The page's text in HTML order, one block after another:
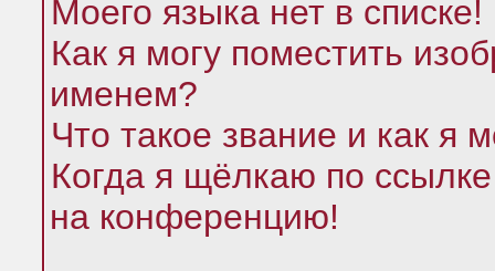
Моего языка нет в списке!
Как я могу поместить
именем?
Что такое звание и как я
Когда я щёлкаю по
на конференцию!